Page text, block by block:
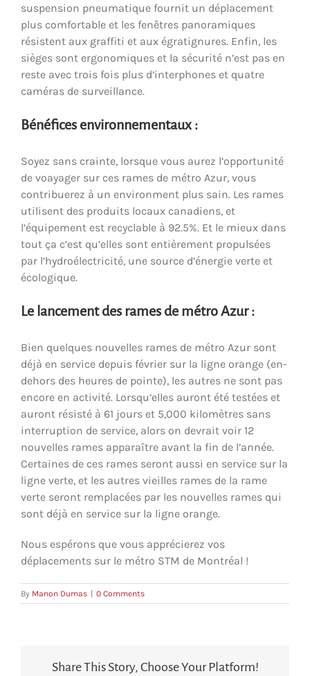
suspension pneumatique fournit un déplacement
plus comfortable et les fenêtres panoramiques
résistent aux graffiti et aux égratignures. Enfin, les
sièges sont ergonomiques et la sécurité n’est pas en
reste avec trois fois plus d’interphones et quatre
caméras de surveillance.
Bénéfices environnementaux :
Soyez sans crainte, lorsque vous aurez l’opportunité
de voayager sur ces rames de métro Azur, vous
contribuerez à un environment plus sain. Les rames
utilisent des produits locaux canadiens, et
l’équipement est recyclable à 92.5%. Et le mieux dans
tout ça c’est qu’elles sont entièrement propulsées
par l’hydroélectricité, une source d’énergie verte et
écologique.
Le lancement des rames de métro Azur :
Bien quelques nouvelles rames de métro Azur sont
déjà en service depuis février sur la ligne orange (en-
dehors des heures de pointe), les autres ne sont pas
encore en activité. Lorsqu’elles auront été testées et
auront résisté à 61 jours et 5,000 kilomètres sans
interruption de service, alors on devrait voir 12
nouvelles rames apparaître avant la fin de l’année.
Certaines de ces rames seront aussi en service sur la
ligne verte, et les autres vieilles rames de la rame
verte seront remplacées par les nouvelles rames qui
sont déjà en service sur la ligne orange.
Nous espérons que vous apprécierez vos
déplacements sur le métro STM de Montréal !
By Manon Dumas 0 Comments
Share This Story, Choose Your Platform!